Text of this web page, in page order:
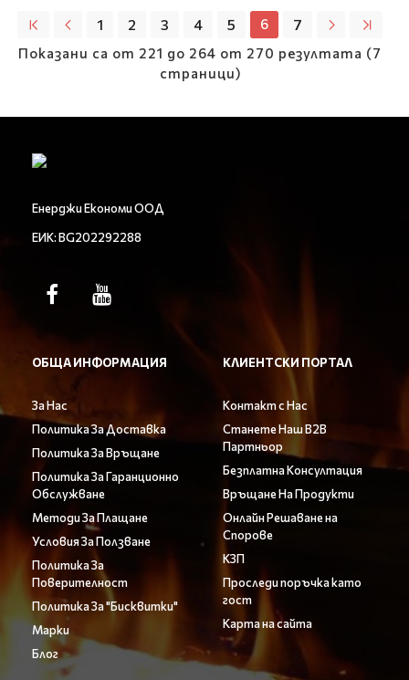
1 2 3 4 5 6 7
Показани са от 221 до 264 от 270 резултата (7
страници)
Енерджи Економи ООД
ЕИК: BG202292288
ОБЩА ИНФОРМАЦИЯ
За Нас
Политика За Доставка
Политика За Връщане
Политика За Гаранционно
Обслужване
Методи За Плащане
Условия За Ползване
Политика За
Поверителност
Политика За "Бисквитки"
Марки
Блог
КЛИЕНТСКИ ПОРТАЛ
Контакт с Нас
Станете Наш B2B
Партньор
Безплатна Консултация
Връщане На Продукти
Онлайн Решаване на
Спорове
КЗП
Проследи поръчка като
гост
Карта на сайта